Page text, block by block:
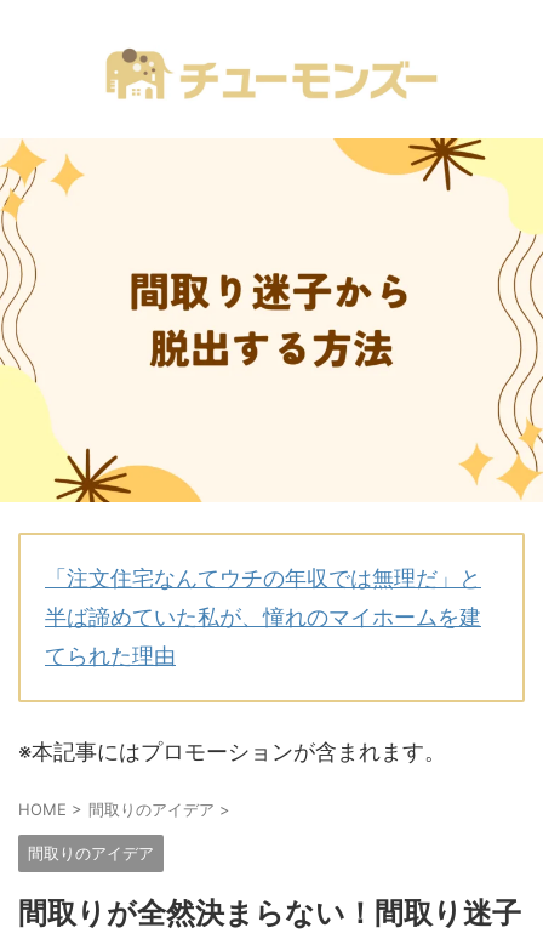
「注文住宅なんてウチの年収では無理だ」と
半ば諦めていた私が、憧れのマイホームを建
てられた理由
※本記事にはプロモーションが含まれます。
HOME > 間取りのアイデア >
間取りのアイデア
間取りが全然決まらない！間取り迷子